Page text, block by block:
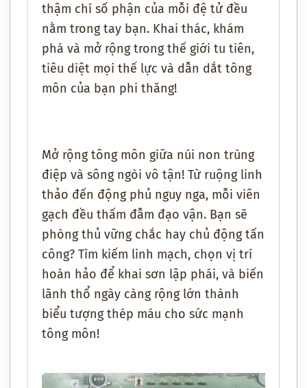
thậm chí số phận của mỗi đệ tử đều
nằm trong tay bạn. Khai thác, khám
phá và mở rộng trong thế giới tu tiên,
tiêu diệt mọi thế lực và dẫn dắt tông
môn của bạn phi thăng!
Mở rộng tông môn giữa núi non trùng
điệp và sông ngòi vô tận! Từ ruộng linh
thảo đến động phủ nguy nga, mỗi viên
gạch đều thấm đẫm đạo vận. Bạn sẽ
phòng thủ vững chắc hay chủ động tấn
công? Tìm kiếm linh mạch, chọn vị trí
hoàn hảo để khai sơn lập phái, và biến
lãnh thổ ngày càng rộng lớn thành
biểu tượng thép máu cho sức mạnh
tông môn!